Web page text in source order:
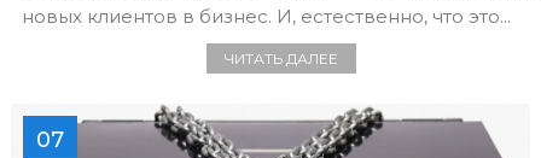
новых клиентов в бизнес. И, естественно, что это...
ЧИТАТЬ ДАЛЕЕ
07